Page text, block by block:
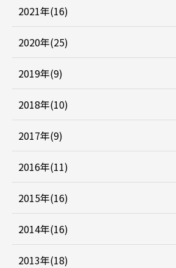
2021年(16)
2020年(25)
2019年(9)
2018年(10)
2017年(9)
2016年(11)
2015年(16)
2014年(16)
2013年(18)